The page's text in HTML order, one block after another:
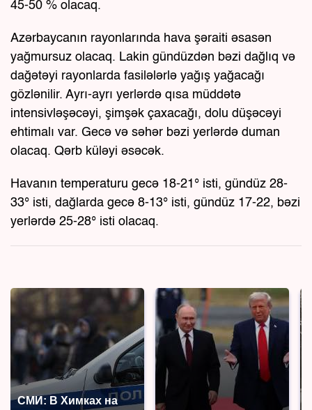
45-50 % olacaq.
Azərbaycanın rayonlarında hava şəraiti əsasən
yağmursuz olacaq. Lakin gündüzdən bəzi dağlıq və
dağətəyi rayonlarda fasilələrlə yağış yağacağı
gözlənilir. Ayrı-ayrı yerlərdə qısa müddətə
intensivləşəcəyi, şimşək çaxacağı, dolu düşəcəyi
ehtimalı var. Gecə və səhər bəzi yerlərdə duman
olacaq. Qərb küləyi əsəcək.
Havanın temperaturu gecə 18-21° isti, gündüz 28-
33° isti, dağlarda gecə 8-13° isti, gündüz 17-22, bəzi
yerlərdə 25-28° isti olacaq.
СМИ: В Химках на